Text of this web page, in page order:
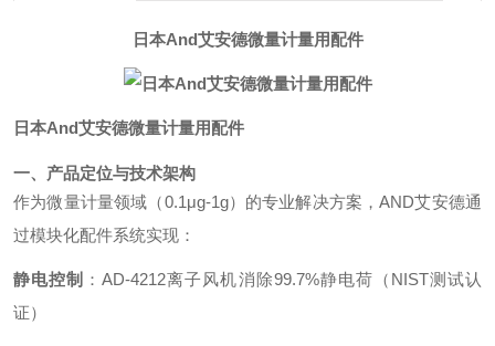
日本And艾安德微量计量用配件
日本And艾安德微量计量用配件
一、产品定位与技术架构
作为微量计量领域（0.1μg-1g）的专业解决方案，AND艾安德通
过模块化配件系统实现：
静电控制 ：AD-4212离子风机消除99.7%静电荷（NIST测试认
证）